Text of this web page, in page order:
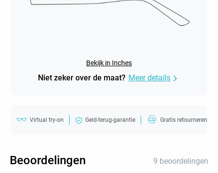
Bekijk in Inches
Niet zeker over de maat? Meer details
Virtual try-on Geld-terug-garantie Gratis retourneren
Beoordelingen 9 beoordelingen